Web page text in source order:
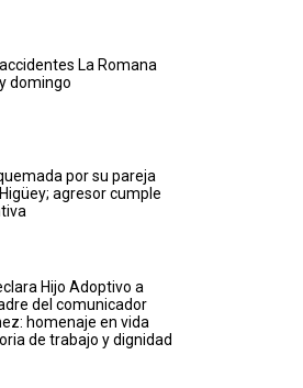
La Romana
domingo
por su pareja
agresor cumple
Hijo Adoptivo a
del comunicador
homenaje en vida
de trabajo y dignidad